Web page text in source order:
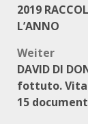
2019
L’ANNO
Weiter
DAVID DI
fottuto. Vita
15